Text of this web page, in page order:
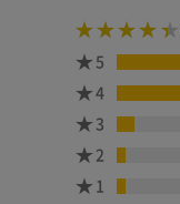
5
4
3
2
1